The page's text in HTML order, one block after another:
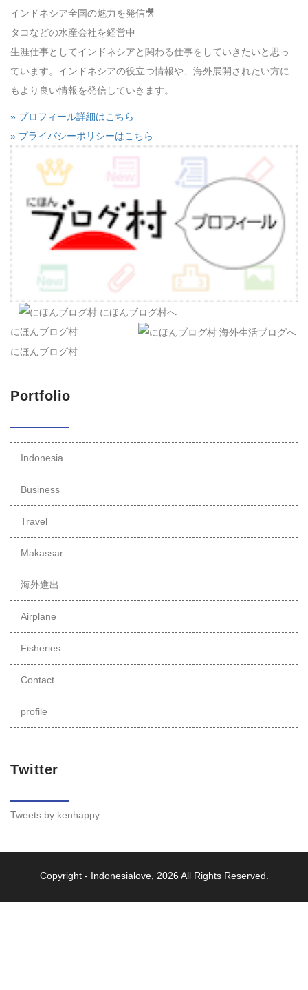
インドネシア全国の魅力を発信🎥
タコなどの水産会社を経営中
生涯仕事としてインドネシアと関わる仕事をしていきたいと思っ
ています。インドネシアの役立つ情報や、海外展開されたい方に
もより良い情報を発信していきます。
» プロフィール詳細はこちら
» プライバシーポリシーはこちら
にほんブログ村
にほんブログ村
Portfolio
Indonesia
Business
Travel
Makassar
海外進出
Airplane
Fisheries
Contact
profile
Twitter
Tweets by kenhappy_
Copyright - Indonesialove, 2026 All Rights Reserved.